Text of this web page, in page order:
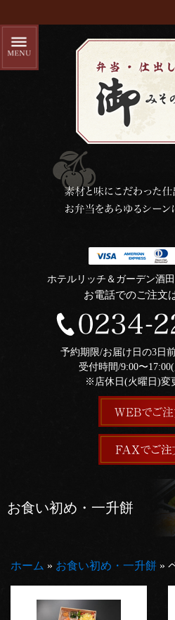
ホテルリッチ＆ガーデン酒
お電話でのご注文
予約期限/お届け日の3日
受付時間/9:00〜
※店休日(火曜日)変
お食い初め・一升餅
ホーム » お食い初め・一升餅 »